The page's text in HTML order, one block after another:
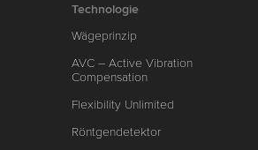
Technologie
Wägeprinzip
AVC – Active Vibration
Compensation
Flexibility Unlimited
Röntgendetektor